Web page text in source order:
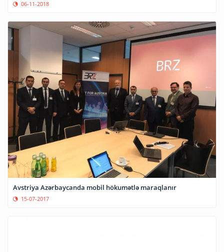
06-11-2018
Avstriya Azərbaycanda mobil hökumətlə maraqlanır
15-07-2017